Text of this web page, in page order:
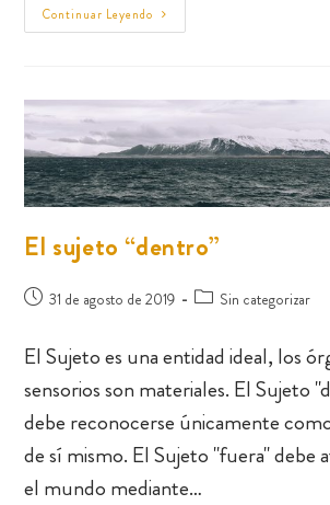
Continuar Leyendo
El sujeto “dentro”
31 de agosto de 2019 Sin categorizar
El Sujeto es una entidad ideal, los
sensorios son materiales. El Sujeto
debe reconocerse únicamente
de sí mismo. El Sujeto "fuera" debe
el mundo mediante…